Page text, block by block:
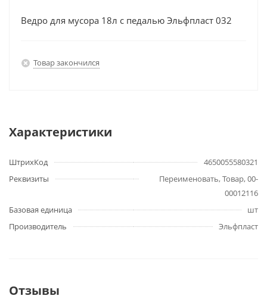
Ведро для мусора 18л с педалью Эльфпласт 032
Товар закончился
Характеристики
ШтрихКод
4650055580321
Реквизиты
Переименовать, Товар, 00-
00012116
Базовая единица
шт
Производитель
Эльфпласт
Отзывы